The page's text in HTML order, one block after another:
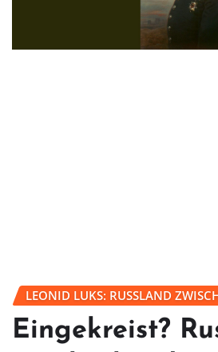
LEONID LUKS: RUSSLAND
Eingekreist?